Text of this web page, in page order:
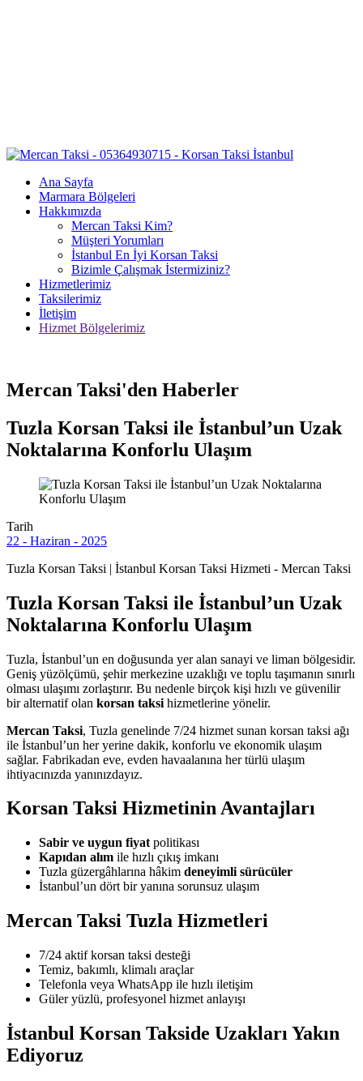
Ana Sayfa
Marmara Bölgeleri
Hakkımızda
Mercan Taksi Kim?
Müşteri Yorumları
İstanbul En İyi Korsan Taksi
Bizimle Çalışmak İstermiziniz?
Hizmetlerimiz
Taksilerimiz
İletişim
Hizmet Bölgelerimiz
Mercan Taksi'den Haberler
Tuzla Korsan Taksi ile İstanbul’un Uzak
Noktalarına Konforlu Ulaşım
Tarih
22 - Haziran - 2025
Tuzla Korsan Taksi | İstanbul Korsan Taksi Hizmeti - Mercan Taksi
Tuzla Korsan Taksi ile İstanbul’un Uzak
Noktalarına Konforlu Ulaşım
Tuzla, İstanbul’un en doğusunda yer alan sanayi ve liman bölgesidir.
Geniş yüzölçümü, şehir merkezine uzaklığı ve toplu taşımanın sınırlı
olması ulaşımı zorlaştırır. Bu nedenle birçok kişi hızlı ve güvenilir
bir alternatif olan korsan taksi hizmetlerine yönelir.
Mercan Taksi, Tuzla genelinde 7/24 hizmet sunan korsan taksi ağı
ile İstanbul’un her yerine dakik, konforlu ve ekonomik ulaşım
sağlar. Fabrikadan eve, evden havaalanına her türlü ulaşım
ihtiyacınızda yanınızdayız.
Korsan Taksi Hizmetinin Avantajları
Sabir ve uygun fiyat politikası
Kapıdan alım ile hızlı çıkış imkanı
Tuzla güzergâhlarına hâkim deneyimli sürücüler
İstanbul’un dört bir yanına sorunsuz ulaşım
Mercan Taksi Tuzla Hizmetleri
7/24 aktif korsan taksi desteği
Temiz, bakımlı, klimalı araçlar
Telefonla veya WhatsApp ile hızlı iletişim
Güler yüzlü, profesyonel hizmet anlayışı
İstanbul Korsan Takside Uzakları Yakın
Ediyoruz